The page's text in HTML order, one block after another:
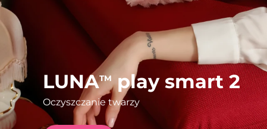
LUNATMplay smart 2
Oczyszczanie twarzy
FAQ™ Pure Beauty-Tech Elixir
BREAKING NEWS
issa™ Teeth Whitening Set